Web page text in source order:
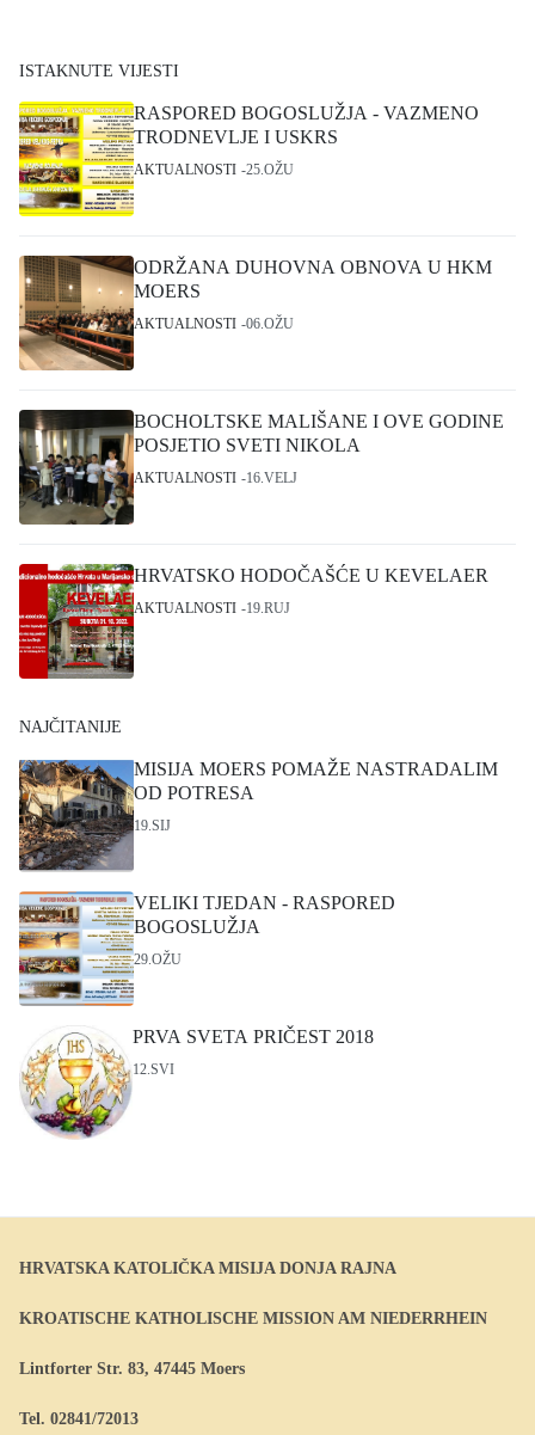
ISTAKNUTE VIJESTI
RASPORED BOGOSLUŽJA - VAZMENO
TRODNEVLJE I USKRS
AKTUALNOSTI 25.OŽU
ODRŽANA DUHOVNA OBNOVA U HKM
MOERS
AKTUALNOSTI 06.OŽU
BOCHOLTSKE MALIŠANE I OVE GODINE
POSJETIO SVETI NIKOLA
AKTUALNOSTI 16.VELJ
HRVATSKO HODOČAŠĆE U KEVELAER
AKTUALNOSTI 19.RUJ
NAJČITANIJE
MISIJA MOERS POMAŽE NASTRADALIM
OD POTRESA
19.SIJ
VELIKI TJEDAN - RASPORED
BOGOSLUŽJA
29.OŽU
PRVA SVETA PRIČEST 2018
12.SVI
HRVATSKA KATOLIČKA MISIJA DONJA RAJNA
KROATISCHE KATHOLISCHE MISSION AM NIEDERRHEIN
Lintforter Str. 83, 47445 Moers
Tel. 02841/72013